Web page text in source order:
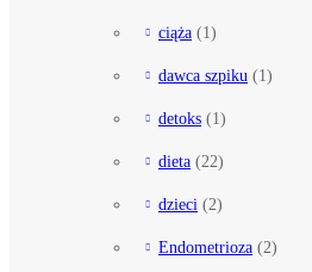
ciąża (1)
dawca szpiku (1)
detoks (1)
dieta (22)
dzieci (2)
Endometrioza (2)